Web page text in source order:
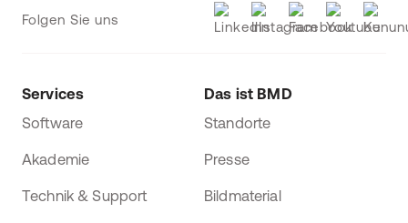
Folgen Sie uns
Services
Software
Akademie
Technik & Support
Das ist BMD
Standorte
Presse
Bildmaterial